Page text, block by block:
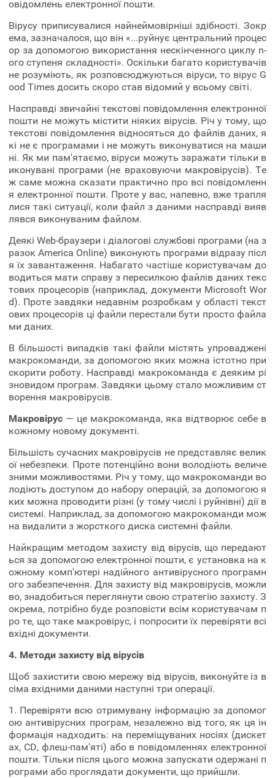
овідомлень електронної пошти.
Вірусу приписувалися найнеймовірніші здібності. Зокр
ема, зазначалося, що він «...руйнує центральний процес
ор за допомогою використання нескінченного циклу n-
ого ступеня складності». Оскільки багато користувачів
не розуміють, як розповсюджуються віруси, то вірус G
ood Times досить скоро став відомий у всьому світі.
Насправді звичайні текстові повідомлення електронної
пошти не можуть містити ніяких вірусів. Річ у тому, що
текстові повідомлення відносяться до файлів даних, я
кі не є програмами і не можуть виконуватися на маши
ні. Як ми пам'ятаємо, віруси можуть заражати тільки в
иконувані програми (не враховуючи макровірусів). Те
ж саме можна сказати практично про всі повідомленн
я електронної пошти. Проте у вас, напевно, вже трапля
лися такі ситуації, коли файл з даними насправді вияв
лявся виконуваним файлом.
Деякі Web-браузери і діалогові службові програми (на з
разок America Online) виконують програми відразу післ
я їх завантаження. Набагато частіше користувачам до
водиться мати справу з пересилкою файлів даних текс
тових процесорів (наприклад, документи Microsoft Wor
d). Проте завдяки недавнім розробкам у області текст
ових процесорів ці файли перестали бути просто файла
ми даних.
В більшості випадків такі файли містять упроваджені
макрокоманди, за допомогою яких можна істотно при
скорити роботу. Насправді макрокоманда є деяким рі
зновидом програм. Завдяки цьому стало можливим ст
ворення макровірусів.
Макровірус — це макрокоманда, яка відтворює себе в
кожному новому документі.
Більшість сучасних макровірусів не представляє велик
ої небезпеки. Проте потенційно вони володіють величе
зними можливостями. Річ у тому, що макрокоманди во
лодіють доступом до набору операцій, за допомогою я
ких можна проводити різні (у тому числі і руйнівні) дії в
системі. Наприклад, за допомогою макрокоманди мож
на видалити з жорсткого диска системні файли.
Найкращим методом захисту від вірусів, що передают
ься за допомогою електронної пошти, є установка на к
ожному комп'ютері надійного антивірусного програмн
ого забезпечення. Для захисту від макровірусів, можли
во, знадобиться переглянути свою стратегію захисту. З
окрема, потрібно буде розповісти всім користувачам п
ро те, що таке макровірус, і попросити їх перевіряти всі
вхідні документи.
4. Методи захисту від вірусів
Щоб захистити свою мережу від вірусів, виконуйте із в
сіма вхідними даними наступні три операції.
1. Перевіряти всю отримувану інформацію за допомог
ою антивірусних програм, незалежно від того, як ця ін
формація надходить: на переміщуваних носіях (дискет
ах, CD, флеш-пам'яті) або в повідомленнях електронної
пошти. Тільки після цього можна запускати одержані п
рограми або проглядати документи, що прийшли.